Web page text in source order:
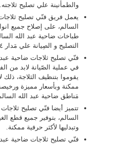
والطمأنينة علي تصليح ثلاجته.
يعمل فريق فنّي تصليح
السالم، على إصلاح جميع
طباخات ضاحية عبد الله
التصليح و الصِيانة علي مَدار ٢٤ سَاعة.
فنّي تصليح ثلاجات ضاحية عبد
في عملية الصّيانة لابد من
يقوموا بتنظيف الثلاجة،
ممكنة وبأسعار مميزة
مَناطق ضاحية عبد الله
تتميز أيضا فنّي تصليح
السالم، بتوفير جميع قطع
وتبدليها لأكثر حرفية ممكنة.
فنّي تصليح ثلاجات ضاحية